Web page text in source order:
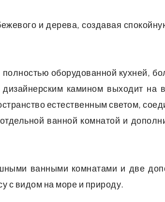
и дерева, создавая
оборудованной кухней,
камином выходит
естественным светом,
ванной комнатой и
ванными комнатами и две
с видом на море и природу.